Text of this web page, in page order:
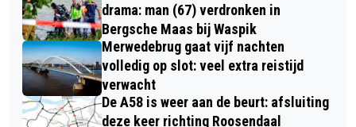
drama: man (67) verdronken in
Bergsche Maas bij Waspik
Merwedebrug gaat vijf nachten
volledig op slot: veel extra reistijd
verwacht
De A58 is weer aan de beurt: afsluiting
deze keer richting Roosendaal